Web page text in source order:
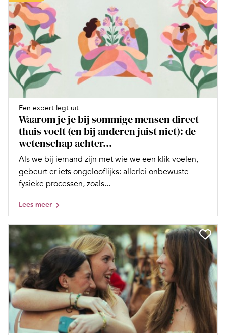
Een expert legt uit
Waarom je je bij sommige mensen direct
thuis voelt (en bij anderen juist niet): de
wetenschap achter...
Als we bij iemand zijn met wie we een klik voelen,
gebeurt er iets ongelooflijks: allerlei onbewuste
fysieke processen, zoals...
Lees meer